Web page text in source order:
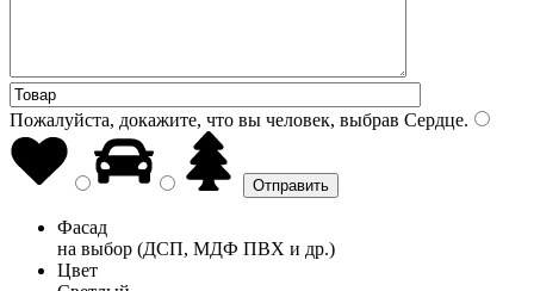
Пожалуйста, докажите, что вы человек, выбрав Сердце.
Фасад
на выбор (ДСП, МДФ ПВХ и др.)
Цвет